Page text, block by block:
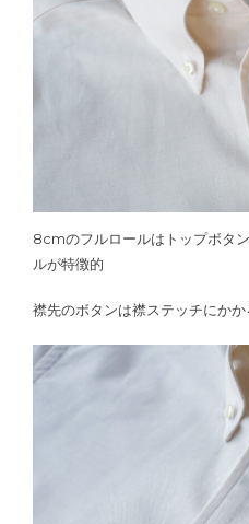
8cmのフルロールはトップボタ
ルが特徴的
襟先のボタンは襟ステッチにかか